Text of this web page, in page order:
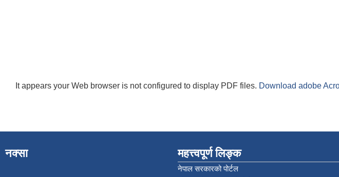
It appears your Web browser is not configured to display PDF files. Download adobe
नक्सा महत्त्वपूर्ण लिङ्क
नेपाल सरकारको पोर्टल